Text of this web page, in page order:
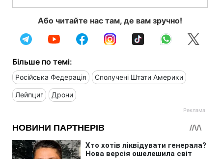
Або читайте нас там, де вам зручно!
Більше по темі:
Російська Федерація Сполучені Штати Америки
Лейпциг Дрони